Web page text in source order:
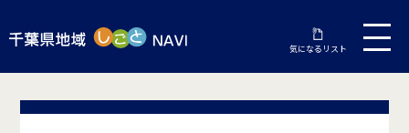
気になるリスト